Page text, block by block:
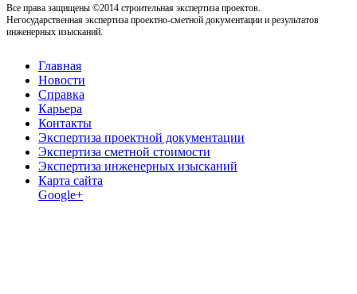
Все права защищены ©2014 строительная экспертиза проектов.
Негосударственная экспертиза проектно-сметной документации и результатов
инженерных изысканий.
Главная
Новости
Справка
Карьера
Контакты
Экспертиза проектной документации
Экспертиза сметной стоимости
Экспертиза инженерных изысканий
Карта сайта
Google+